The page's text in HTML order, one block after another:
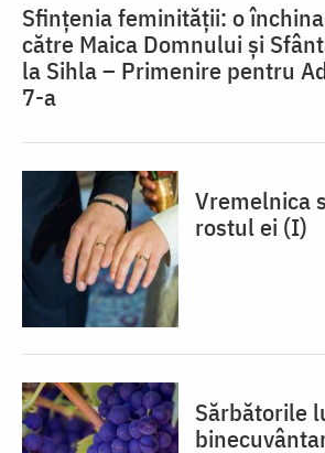
Sfințenia feminității: o
către Maica Domnului și
la Sihla – Primenire pentru
7-a
Vremelnica
rostul ei (I)
Sărbătorile